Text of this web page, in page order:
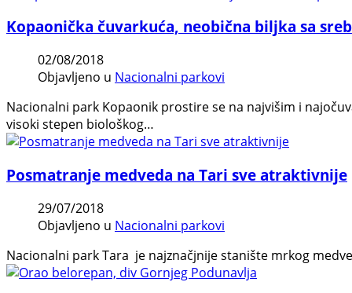
Kopaonička čuvarkuća, neobična biljka sa
02/08/2018
Objavljeno u Nacionalni parkovi
Nacionalni park Kopaonik prostire se na najvišim i
visoki stepen biološkog…
Posmatranje medveda na Tari sve atraktivnije
29/07/2018
Objavljeno u Nacionalni parkovi
Nacionalni park Tara je najznačjnije stanište mrkog